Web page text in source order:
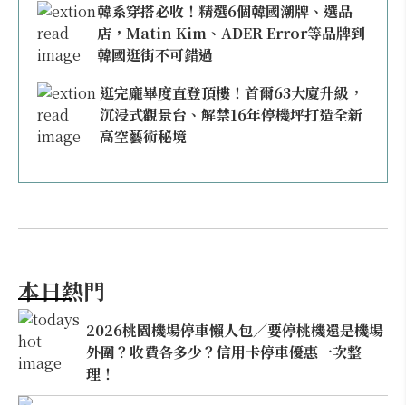
韓系穿搭必收！精選6個韓國潮牌、選品
店，Matin Kim、ADER Error等品牌到
韓國逛街不可錯過
逛完龐畢度直登頂樓！首爾63大廈升級，
沉浸式觀景台、解禁16年停機坪打造全新
高空藝術秘境
本日熱門
2026桃園機場停車懶人包／要停桃機還是機場
外圍？收費各多少？信用卡停車優惠一次整
理！